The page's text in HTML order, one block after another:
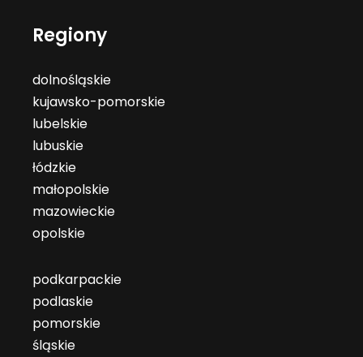
Regiony
dolnośląskie
kujawsko-pomorskie
lubelskie
lubuskie
łódzkie
małopolskie
mazowieckie
opolskie
podkarpackie
podlaskie
pomorskie
śląskie